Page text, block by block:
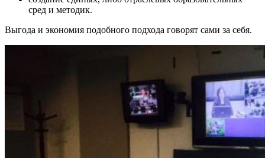
сред и методик.
Выгода и экономия подобного подхода говорят сами за себя.